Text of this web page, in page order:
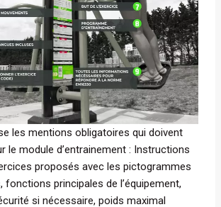
les mentions obligatoires qui doivent
le module d’entrainement : Instructions
proposés avec les pictogrammes
principales de l’équipement,
si nécessaire, poids maximal